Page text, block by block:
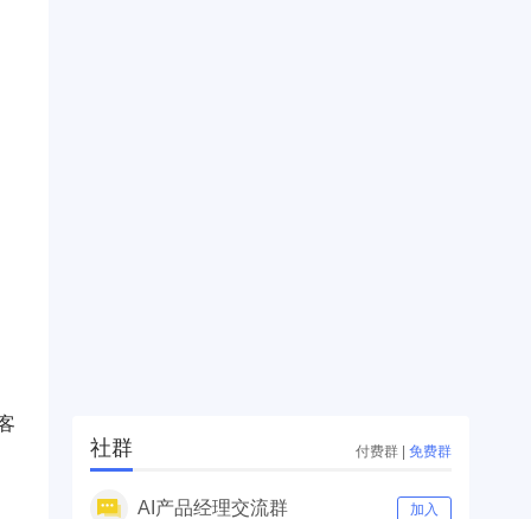
社群 付费群 | 免费群
AI产品经理交流群 加入